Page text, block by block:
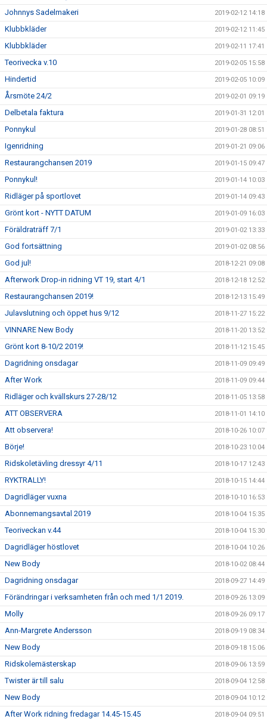
Johnnys Sadelmakeri 2019-02-12 14:18
Klubbkläder 2019-02-12 11:45
Klubbkläder 2019-02-11 17:41
Teorivecka v.10 2019-02-05 15:58
Hindertid 2019-02-05 10:09
Årsmöte 24/2 2019-02-01 09:19
Delbetala faktura 2019-01-31 12:01
Ponnykul 2019-01-28 08:51
Igenridning 2019-01-21 09:06
Restaurangchansen 2019 2019-01-15 09:47
Ponnykul! 2019-01-14 10:03
Ridläger på sportlovet 2019-01-14 09:43
Grönt kort - NYTT DATUM 2019-01-09 16:03
Föräldraträff 7/1 2019-01-02 13:33
God fortsättning 2019-01-02 08:56
God jul! 2018-12-21 09:08
Afterwork Drop-in ridning VT 19, start 4/1 2018-12-18 12:52
Restaurangchansen 2019! 2018-12-13 15:49
Julavslutning och öppet hus 9/12 2018-11-27 15:22
VINNARE New Body 2018-11-20 13:52
Grönt kort 8-10/2 2019! 2018-11-12 15:45
Dagridning onsdagar 2018-11-09 09:49
After Work 2018-11-09 09:44
Ridläger och kvällskurs 27-28/12 2018-11-05 13:58
ATT OBSERVERA 2018-11-01 14:10
Att observera! 2018-10-26 10:07
Börje! 2018-10-23 10:04
Ridskoletävling dressyr 4/11 2018-10-17 12:43
RYKTRALLY! 2018-10-15 14:44
Dagridläger vuxna 2018-10-10 16:53
Abonnemangsavtal 2019 2018-10-04 15:35
Teoriveckan v.44 2018-10-04 15:30
Dagridläger höstlovet 2018-10-04 10:26
New Body 2018-10-02 08:44
Dagridning onsdagar 2018-09-27 14:49
Förändringar i verksamheten från och med 1/1 2019. 2018-09-26 13:09
Molly 2018-09-26 09:17
Ann-Margrete Andersson 2018-09-19 08:34
New Body 2018-09-18 15:06
Ridskolemästerskap 2018-09-06 13:59
Twister är till salu 2018-09-04 12:58
New Body 2018-09-04 10:12
After Work ridning fredagar 14.45-15.45 2018-09-04 09:51